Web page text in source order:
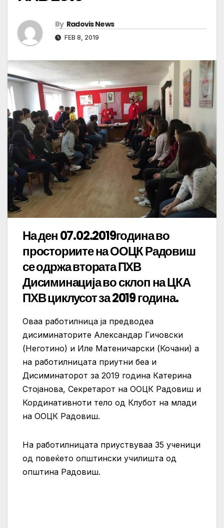
By Radovis News
FEB 8, 2019
На ден 07.02.2019година во
просториите на ООЦК Радовиш
се одржа втората ПХВ
Дисиминација во склоп на ЦКА
ПХВ циклусот за 2019 година.
Оваа работилница ја предводеа
дисиминаторите Александар Гичовски
(Неготино) и Иле Матеничарски (Кочани) а
на работилницата приутни беа и
Дисиминаторот за 2019 година Катерина
Стојанова, Секретарот на ООЦК Радовиш и
Кординативноти тело од Клубот на млади
на ООЦК Радовиш.
На работилницата приуствуваа 35 ученици
од повеќето општински училишта од
општина Радовиш.